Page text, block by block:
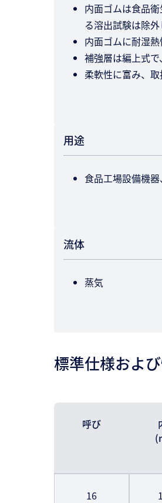
内面ゴムは食品
る溶出試験は除外
内面ゴムに耐湿
補強層は編上式で
柔軟性に富み、取
用途
食品工場設備機
流体
蒸気
標準仕様およ
呼び
16